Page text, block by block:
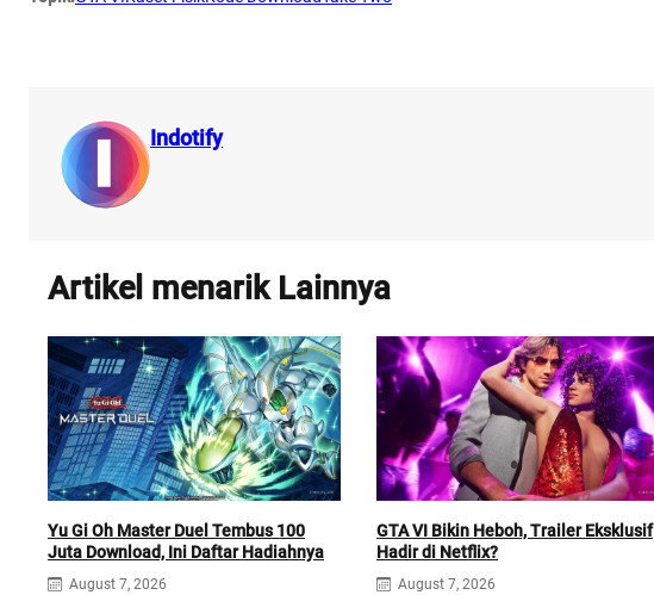
Indotify
Artikel menarik Lainnya
Yu Gi Oh Master Duel Tembus 100
Juta Download, Ini Daftar Hadiahnya
August 7, 2026
GTA VI Bikin Heboh, Trailer Eksklusif
Hadir di Netflix?
August 7, 2026